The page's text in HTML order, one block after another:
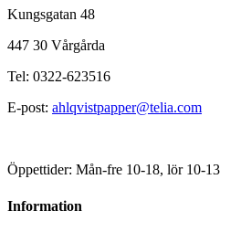
Kungsgatan 48
447 30 Vårgårda
Tel: 0322-623516
E-post: ahlqvistpapper@telia.com
Öppettider: Mån-fre 10-18, lör 10-13
Information